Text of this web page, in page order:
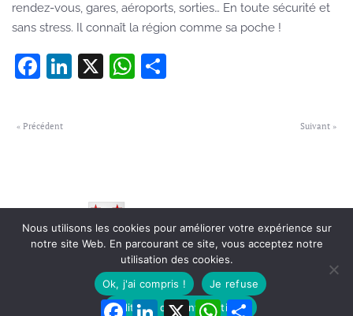
rendez-vous, gares, aéroports, sorties… En toute sécurité et
sans stress. Il connaît la région comme sa poche !
Facebook
LinkedIn
X WhatsApp
« Précédent Suivant »
-Mentions Légales-Protections des Données
-
Une création Mediaforyk.com
FacebookLinkedIn
X WhatsAppPartager
Nous utilisons les cookies pour améliorer votre expérience sur
notre site Web. En parcourant ce site, vous acceptez notre
utilisation des cookies.
Ok, j'ai compris !
Je refuse
Politique de confidentialité